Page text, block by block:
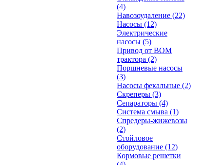
(4)
Навозоудаление (22)
Насосы (12)
Электрические
насосы (5)
Привод от ВОМ
трактора (2)
Поршневые насосы
(3)
Насосы фекальные (2)
Скреперы (3)
Сепараторы (4)
Система смыва (1)
Спредеры-жижевозы
(2)
Стойловое
оборудование (12)
Кормовые решетки